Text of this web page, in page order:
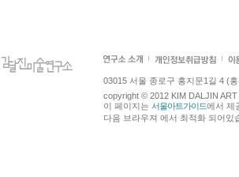
03015 서울 종로구 홍지문1길 4 (
copyright © 2012 KIM DALJIN
이 페이지는 서울아트가이드에서 제
다음 브라우져 에서 최적화 되어